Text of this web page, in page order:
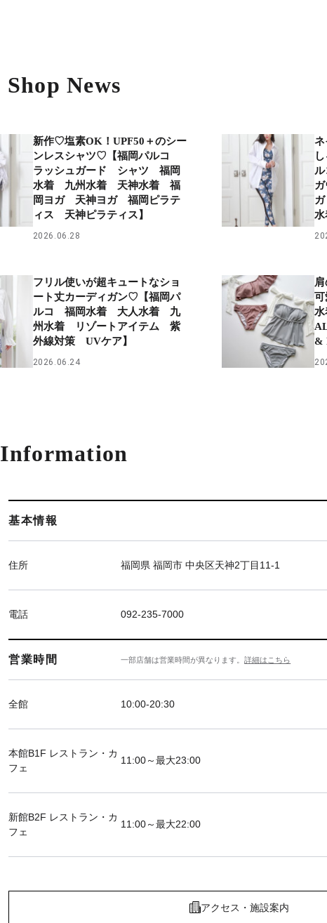
Shop News
新作♡塩素OK！UPF50＋のシー
ンレスシャツ♡【福岡パルコ
ラッシュガード シャツ 福岡
水着 九州水着 天神水着 福
岡ヨガ 天神ヨガ 福岡ピラテ
ィス 天神ピラティス】
2026.06.28
ネ
水
フリル使いが超キュートなショ
ート丈カーディガン♡【福岡パ
ルコ 福岡水着 大人水着 九
州水着 リゾートアイテム 紫
外線対策 UVケア】
2026.06.24
&
Information
基本情報
住所 福岡県 福岡市 中央区天神2丁目11-1
電話 092-235-7000
営業時間 一部店舗は営業時間が異なります。詳細はこちら
全館 10:00-20:30
本館B1F レストラン・カ
フェ
11:00～最大23:00
新館B2F レストラン・カ
フェ
11:00～最大22:00
アクセス・施設案内